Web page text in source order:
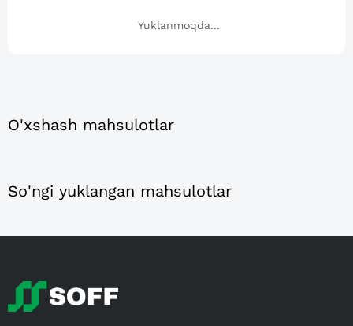
Yuklanmoqda...
O'xshash mahsulotlar
So'ngi yuklangan mahsulotlar